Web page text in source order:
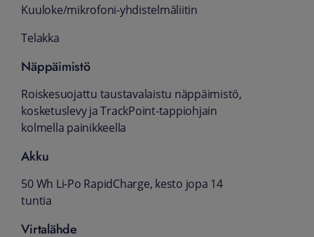
Kuuloke/mikrofoni-yhdistelmäliitin
Telakka
Näppäimistö
Roiskesuojattu taustavalaistu näppäimistö,
kosketuslevy ja TrackPoint-tappiohjain
kolmella painikkeella
Akku
50 Wh Li-Po RapidCharge, kesto jopa 14
tuntia
Virtalähde